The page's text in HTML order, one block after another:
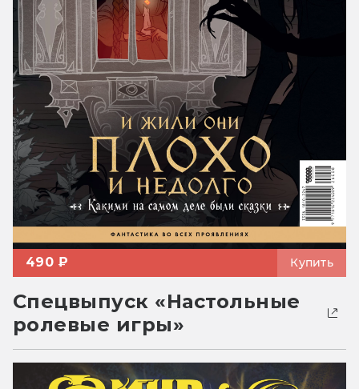
490 ₽ Купить
Спецвыпуск «Настольные
ролевые игры»